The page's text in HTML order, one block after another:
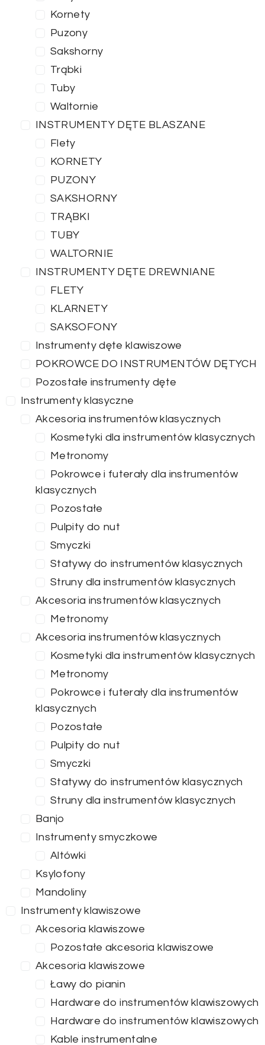
Kornety
Puzony
Sakshorny
Trąbki
Tuby
Waltornie
INSTRUMENTY DĘTE BLASZANE
Flety
KORNETY
PUZONY
SAKSHORNY
TRĄBKI
TUBY
WALTORNIE
INSTRUMENTY DĘTE DREWNIANE
FLETY
KLARNETY
SAKSOFONY
Instrumenty dęte klawiszowe
POKROWCE DO INSTRUMENTÓW DĘTYCH
Pozostałe instrumenty dęte
Instrumenty klasyczne
Akcesoria instrumentów klasycznych
Kosmetyki dla instrumentów klasycznych
Metronomy
Pokrowce i futerały dla instrumentów
klasycznych
Pozostałe
Pulpity do nut
Smyczki
Statywy do instrumentów klasycznych
Struny dla instrumentów klasycznych
Akcesoria instrumentów klasycznych
Metronomy
Akcesoria instrumentów klasycznych
Kosmetyki dla instrumentów klasycznych
Metronomy
Pokrowce i futerały dla instrumentów
klasycznych
Pozostałe
Pulpity do nut
Smyczki
Statywy do instrumentów klasycznych
Struny dla instrumentów klasycznych
Banjo
Instrumenty smyczkowe
Altówki
Ksylofony
Mandoliny
Instrumenty klawiszowe
Akcesoria klawiszowe
Pozostałe akcesoria klawiszowe
Akcesoria klawiszowe
Ławy do pianin
Hardware do instrumentów klawiszowych
Hardware do instrumentów klawiszowych
Kable instrumentalne